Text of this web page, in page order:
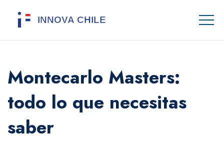
Montecarlo Masters:
todo lo que necesitas
saber